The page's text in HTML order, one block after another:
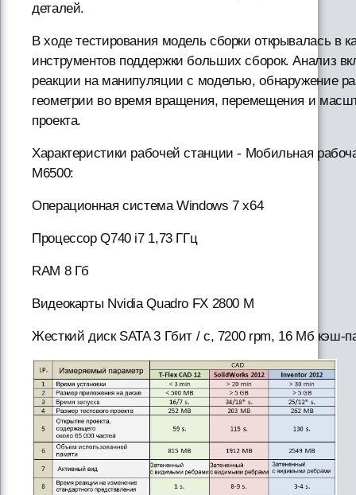
деталей.
В ходе тестирования модель сборки открывалась в
инструментов поддержки больших сборок. Анализ
реакции на манипуляции с моделью, обнаружение
геометрии во время вращения, перемещения и
проекта.
Характеристики рабочей станции - Мобильная
M6500:
Операционная система Windows 7 x64
Процессор Q740 i7 1,73 ГГц
RAM 8 Гб
Видеокарты Nvidia Quadro FX 2800 M
Жесткий диск SATA 3 Гбит / с, 7200 rpm, 16 Мб кэш-